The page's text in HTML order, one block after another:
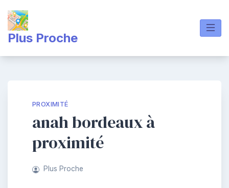
content
Plus Proche
PROXIMITÉ
anah bordeaux à
proximité
Plus Proche